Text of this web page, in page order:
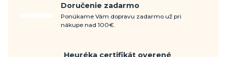
Doručenie zadarmo
Ponúkame Vám dopravu zadarmo už pri
nákupe nad 100€.
Heuréka certifikát overené